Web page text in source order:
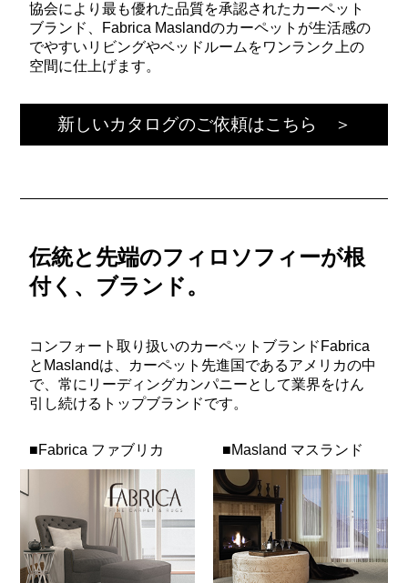
協会により最も優れた品質を承認されたカーペット
ブランド、Fabrica Maslandのカーペットが生活感の
でやすいリビングやベッドルームをワンランク上の
空間に仕上げます。
新しいカタログのご依頼はこちら ＞
伝統と先端のフィロソフィーが根
付く、ブランド。
コンフォート取り扱いのカーペットブランドFabrica
とMaslandは、カーペット先進国であるアメリカの中
で、常にリーディングカンパニーとして業界をけん
引し続けるトップブランドです。
■Fabrica ファブリカ ■Masland マスランド